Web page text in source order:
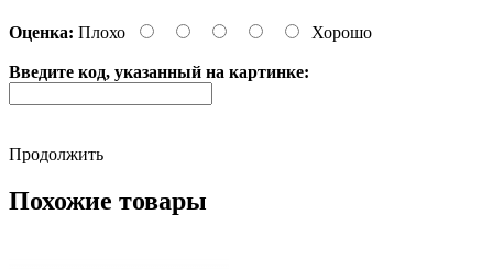
Оценка: Плохо Хорошо
Введите код, указанный на картинке:
Продолжить
Похожие товары